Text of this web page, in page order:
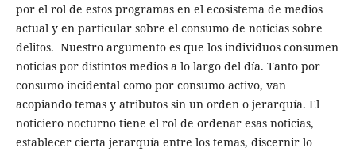
por el rol de estos programas en el ecosistema de medios
actual y en particular sobre el consumo de noticias sobre
delitos. Nuestro argumento es que los individuos consumen
noticias por distintos medios a lo largo del día. Tanto por
consumo incidental como por consumo activo, van
acopiando temas y atributos sin un orden o jerarquía. El
noticiero nocturno tiene el rol de ordenar esas noticias,
establecer cierta jerarquía entre los temas, discernir lo